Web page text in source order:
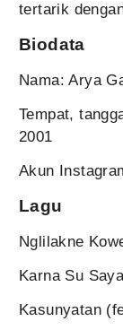
tertarik
Biodata
Nama: Arya
Tempat,
2001
Akun
Lagu
Nglilakne
Karna Su
Kasunyatan